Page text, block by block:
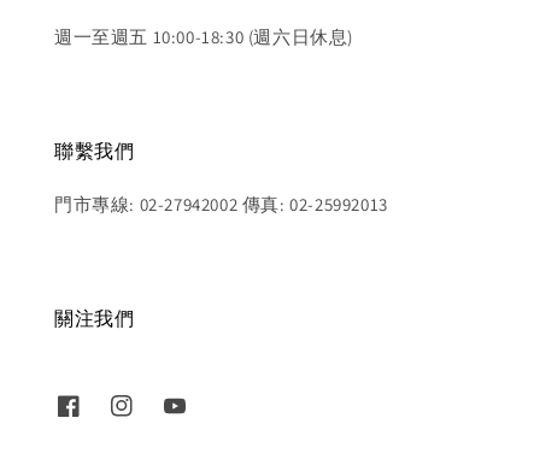
週一至週五 10:00-18:30 (週六日休息)
聯繫我們
門市專線: 02-27942002 傳真: 02-25992013
關注我們